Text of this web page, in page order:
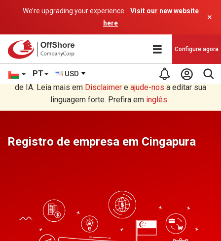
We’re upgrading your experience.
Visit our new website
here
×
PT USD
Configure agora
Você está lendo em Português tradução por um programa
de IA. Leia mais em Disclaimer e ajude-nos a editar sua
linguagem forte. Prefira em inglês .
Registro de empresa em Cingapura